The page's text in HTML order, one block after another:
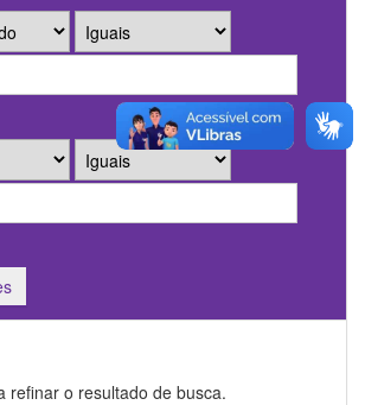
refinar o resultado de busca.